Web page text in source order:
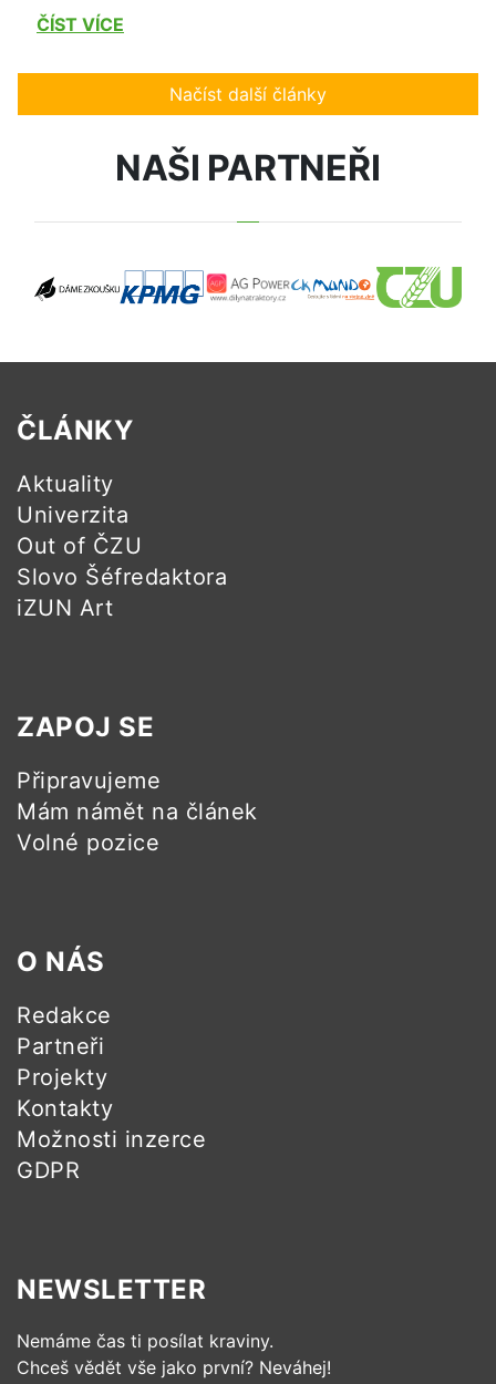
ČÍST VÍCE
Načíst další články
NAŠI PARTNEŘI
ČLÁNKY
Aktuality
Univerzita
Out of ČZU
Slovo Šéfredaktora
iZUN Art
ZAPOJ SE
Připravujeme
Mám námět na článek
Volné pozice
O NÁS
Redakce
Partneři
Projekty
Kontakty
Možnosti inzerce
GDPR
NEWSLETTER
Nemáme čas ti posílat kraviny.
Chceš vědět vše jako první? Neváhej!